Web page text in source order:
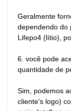
Geralmente
dependendo do
Lifepo4 (lítio),
6. você pode
quantidade de
Sim, podemos
cliente's logo)